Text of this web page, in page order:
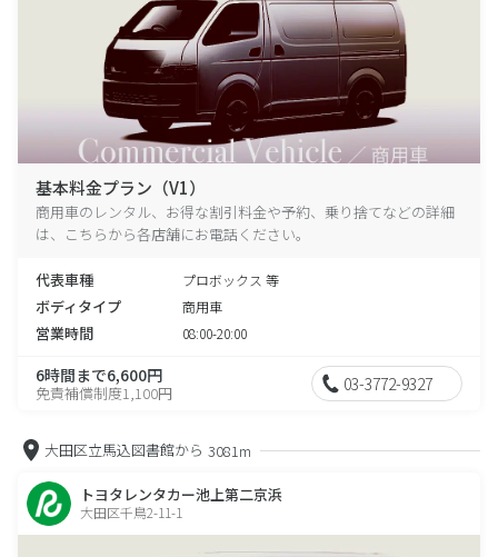
基本料金プラン（V1）
商用車のレンタル、お得な割引料金や予約、乗り捨てなどの詳細
は、こちらから各店舗にお電話ください。
代表車種 プロボックス 等
ボディタイプ 商用車
営業時間 08:00-20:00
6時間まで6,600円
免責補償制度1,100円 03-3772-9327
大田区立馬込図書館から 3081m
トヨタレンタカー池上第二京浜
大田区千鳥2-11-1